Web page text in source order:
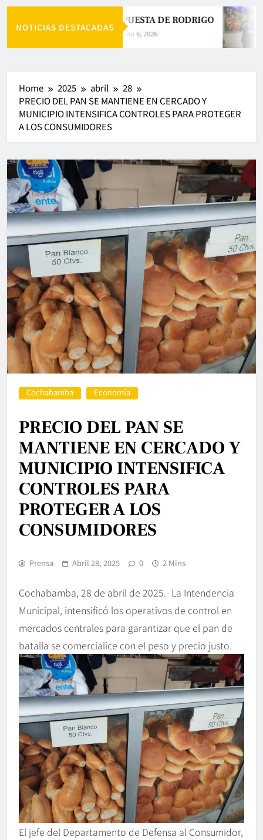
NOTICIAS DESTACADAS
LA APUESTA DE RODRIGO
Agosto 6, 2026
Home 2025 abril
28
PRECIO DEL PAN SE MANTIENE EN CERCADO Y
MUNICIPIO INTENSIFICA CONTROLES PARA PROTEGER
A LOS CONSUMIDORES
Cochabamba Economía
PRECIO DEL PAN SE
MANTIENE EN CERCADO Y
MUNICIPIO INTENSIFICA
CONTROLES PARA
PROTEGER A LOS
CONSUMIDORES
Prensa Abril 28, 2025 0 2 Mins
Cochabamba, 28 de abril de 2025.- La Intendencia
Municipal, intensificó los operativos de control en
mercados centrales para garantizar que el pan de
batalla se comercialice con el peso y precio justo.
El jefe del Departamento de Defensa al Consumidor,